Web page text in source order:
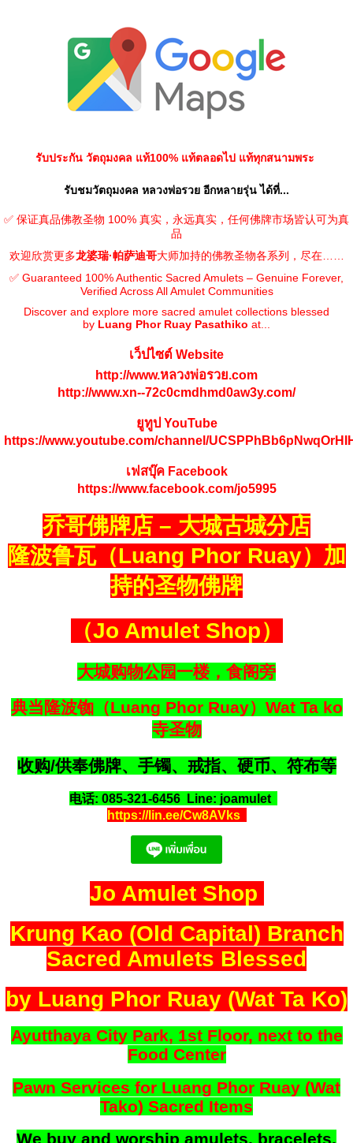
รับประกัน วัตถุมงคล แท้100% แท้ตลอดไป แท้ทุกสนามพระ
รับชมวัตถุมงคล หลวงพ่อรวย อีกหลายรุ่น ได้ที่...
✅ 保证真品佛教圣物 100% 真实，永远真实，任何佛牌市场皆认可为真
品
欢迎欣赏更多龙婆瑞·帕萨迪哥大师加持的佛教圣物各系列，尽在……
✅ Guaranteed 100% Authentic Sacred Amulets – Genuine Forever,
Verified Across All Amulet Communities
Discover and explore more sacred amulet collections blessed
by Luang Phor Ruay Pasathiko at...
เว็ปไซต์ Website
http://www.หลวงพ่อรวย.com
http://www.xn--72c0cmdhmd0aw3y.com/
ยูทูป YouTube
https://www.youtube.com/channel/
เฟสบุ๊ค Facebook
https://www.facebook.com/jo5995
乔哥佛牌店 – 大城古城分店
隆波鲁瓦（Luang Phor Ruay）加
持的圣物佛牌
（Jo Amulet Shop）
大城购物公园一楼，食阁旁
典当隆波铷（Luang Phor Ruay）Wat Ta ko
寺圣物
收购/供奉佛牌、手镯、戒指、硬币、符布等
电话: 085-321-6456 Line: joamulet
https://lin.ee/Cw8AVks
Jo Amulet Shop
Krung Kao (Old Capital) Branch
Sacred Amulets Blessed
by Luang Phor Ruay (Wat Ta Ko)
Ayutthaya City Park, 1st Floor, next to the
Food Center
Pawn Services for Luang Phor Ruay (Wat
Tako) Sacred Items
We buy and worship amulets, bracelets,